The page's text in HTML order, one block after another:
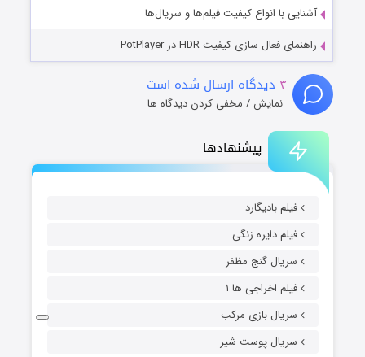
پیشنهادها
فیلم بادیگارد
فیلم دایره زنگی
سریال گنج مظفر
فیلم اخراجی ها ۱
سریال بازی مرکب
سریال پوست شیر
آشنایی با انواع کیفیت فیلم‌ها و سریال‌ها
راهنمای فعال سازی کیفیت HDR در PotPlayer
۳ دیدگاه ارسال شده است
نمایش / مخفی کردن دیدگاه ها